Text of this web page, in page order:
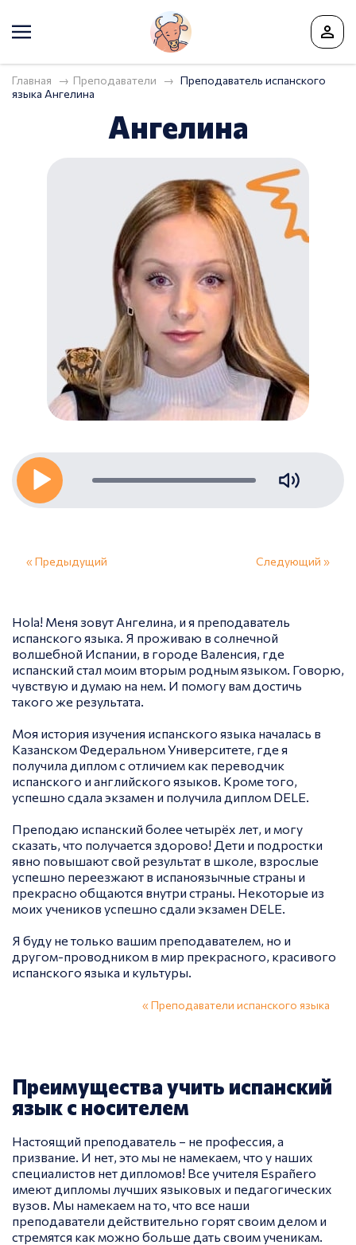
Главная Преподаватели
Преподаватель испанского
языка Ангелина
Ангелина
« Предыдущий Следующий »
Hola! Меня зовут Ангелина, и я преподаватель
испанского языка. Я проживаю в солнечной
волшебной Испании, в городе Валенсия, где
испанский стал моим вторым родным языком. Говорю,
чувствую и думаю на нем. И помогу вам достичь
такого же результата.
Моя история изучения испанского языка началась в
Казанском Федеральном Университете, где я
получила диплом с отличием как переводчик
испанского и английского языков. Кроме того,
успешно сдала экзамен и получила диплом DELE.
Преподаю испанский более четырёх лет, и могу
сказать, что получается здорово! Дети и подростки
явно повышают свой результат в школе, взрослые
успешно переезжают в испаноязычные страны и
прекрасно общаются внутри страны. Некоторые из
моих учеников успешно сдали экзамен DELE.
Я буду не только вашим преподавателем, но и
другом-проводником в мир прекрасного, красивого
испанского языка и культуры.
« Преподаватели испанского языка
Преимущества учить испанский
язык с носителем
Настоящий преподаватель – не профессия, а
призвание. И нет, это мы не намекаем, что у наших
специалистов нет дипломов! Все учителя Españero
имеют дипломы лучших языковых и педагогических
вузов. Мы намекаем на то, что все наши
преподаватели действительно горят своим делом и
стремятся как можно больше дать своим ученикам.